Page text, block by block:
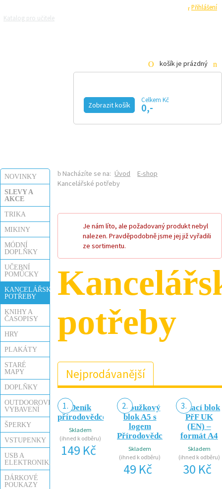
Přihlášení
Katalog pro učitele
košík je prázdný
Zobrazit košík
Celkem Kč
0,-
NOVINKY
SLEVY A
AKCE
TRIKA
MIKINY
MÓDNÍ
DOPLŇKY
UČEBNÍ
POMŮCKY
KANCELÁŘSKÉ
POTŘEBY
KNIHY A
ČASOPISY
HRY
PLAKÁTY
STARÉ
MAPY
DOPLŇKY
OUTDOOROVÉ
VYBAVENÍ
ŠPERKY
VSTUPENKY
USB A
ELEKTRONIKA
DÁRKOVÉ
POUKAZY
Nacházíte se na: Úvod
E-shop
Kancelářské potřeby
Je nám líto, ale požadovaný produkt nebyl
nalezen. Pravděpodobně jsme jej již vyřadili
ze sortimentu.
potřeby
Nejprodávanější
1. Deník
přírodovědce
Skladem
(ihned k odběru)
149 Kč
2.
Kroužkový
blok A5 s
logem
Přírodovědci
Skladem
(ihned k odběru)
49 Kč
3.
Trhací blok
PřF UK
(EN) –
formát A4
Skladem
(ihned k odběru)
30 Kč